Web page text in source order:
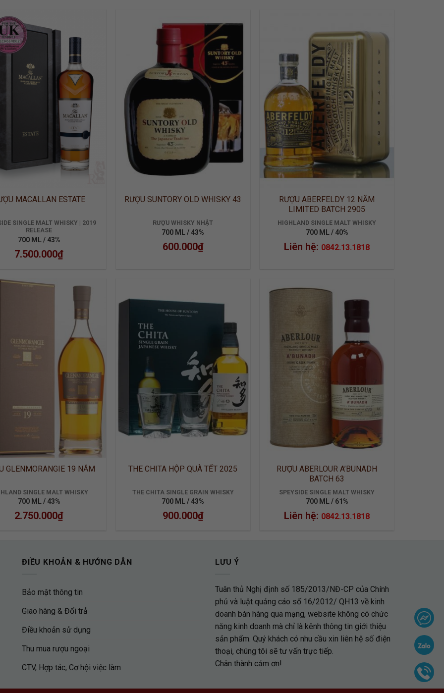
ADD TO
WISHLIST
MACALLAN ESTATE
SINGLE MALT WHISKY | 2019
RELEASE
700 ML / 43%
7.500.000₫
ADD TO
WISHLIST
RƯỢU SUNTORY OLD WHISKY 43
RƯỢU WHISKY NHẬT
700 ML / 43%
600.000₫
WISHLIST
RƯỢU ABERFELDY 12 NĂM
LIMITED BATCH 2905
HIGHLAND SINGLE MALT WHISKY
700 ML / 40%
Liên hệ: 0842.13.1818
ADD TO
WISHLIST
GLENMORANGIE 19 NĂM
SINGLE MALT WHISKY
700 ML / 43%
2.750.000₫
ADD TO
WISHLIST
THE CHITA HỘP QUÀ TẾT 2025
THE CHITA SINGLE GRAIN WHISKY
700 ML / 43%
900.000₫
ADD TO
WISHLIST
RƯỢU ABERLOUR A’BUNADH
BATCH 63
SPEYSIDE SINGLE MALT WHISKY
700 ML / 61%
Liên hệ: 0842.13.1818
ĐIỀU KHOẢN & HƯỚNG DẪN
Bảo mật thông tin
Giao hàng & Đổi trả
Điều khoản sử dụng
Thu mua rượu ngoại
CTV, Hợp tác, Cơ hội việc làm
LƯU Ý
Tuân thủ Nghị định số 185/2013/NĐ-CP của Chính
phủ và luật quảng cáo số 16/2012/ QH13 về kinh
doanh bán hàng qua mạng, website không có chức
năng kinh doanh mà chỉ là kênh thông tin giới thiệu
sản phẩm. Quý khách có nhu cầu xin liên hệ số điện
thoại, chúng tôi sẽ tư vấn trực tiếp.
Chân thành cảm ơn!